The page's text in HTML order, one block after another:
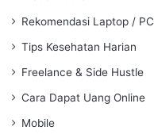
Rekomendasi Laptop / PC
Tips Kesehatan Harian
Freelance & Side Hustle
Cara Dapat Uang Online
Mobile